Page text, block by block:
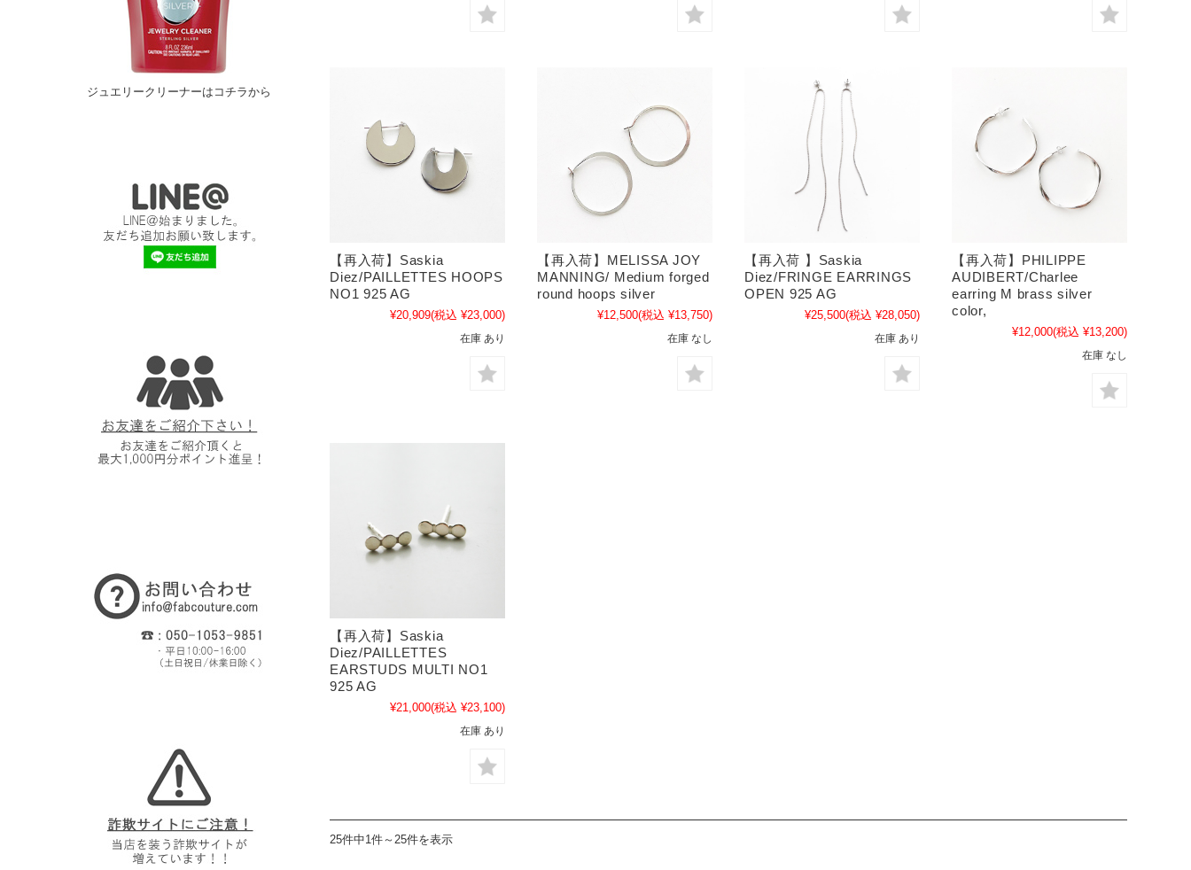
【再入荷】Saskia
Diez/PAILLETTES HOOPS
NO1 925 AG
¥20,909(税込 ¥23,000)
在庫 あり
【再入荷】MELISSA JOY
MANNING/ Medium forged
round hoops silver
¥12,500(税込 ¥13,750)
在庫 なし
【再入荷 】Saskia
Diez/FRINGE EARRINGS
OPEN 925 AG
¥25,500(税込 ¥28,050)
在庫 あり
【再入荷】PHILIPPE
AUDIBERT/Charlee
earring M brass silver
color,
¥12,000(税込 ¥13,200)
在庫 なし
【再入荷】Saskia
Diez/PAILLETTES
EARSTUDS MULTI NO1
925 AG
¥21,000(税込 ¥23,100)
在庫 あり
25件中1件～25件を表示
ジュエリークリーナーはコチラから